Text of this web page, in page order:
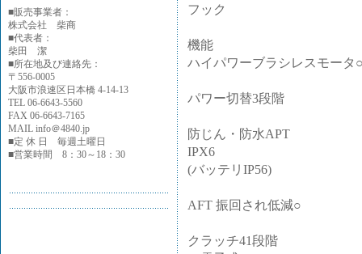
■販売事業者：
株式会社 柴商
■代表者：
柴田 潔
■所在地及び連絡先：
〒556-0005
大阪市浪速区日本橋 4-14-13
TEL 06-6643-5560
FAX 06-6643-7165
MAIL info＠4840.jp
■定 休 日 毎週土曜日
■営業時間 8：30～18：30
フック
機能
ハイパワーブラシレスモータ
パワー切替3段階
防じん・防水APT
IPX6
(バッテリIP56)
AFT 振回され低減○
クラッチ41段階